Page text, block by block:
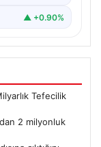
▲ +0.90%
Tefecilik
2 milyonluk